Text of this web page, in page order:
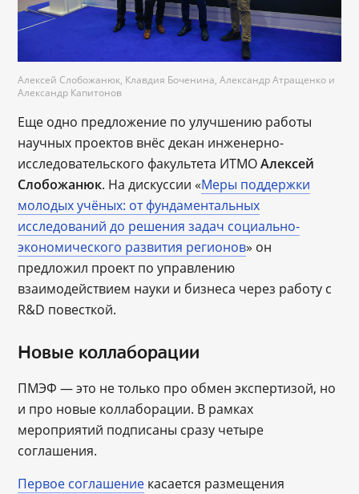
Алексей Слобожанюк, Клавдия Боченина, Александр Атращенко и
Александр Капитонов
Еще одно предложение по улучшению работы
научных проектов внёс декан инженерно-
исследовательского факультета ИТМОАлексей
Слобожанюк. На дискуссии «Меры поддержки
молодых учёных: от фундаментальных
исследований до решения задач социально-
экономического развития регионов» он
предложил проект по управлению
взаимодействием науки и бизнеса через работу с
R&D повесткой.
Новые коллаборации
ПМЭФ — это не только про обмен экспертизой, но
и про новые коллаборации. В рамках
мероприятий подписаны сразу четыре
соглашения.
Первое соглашение касается размещения